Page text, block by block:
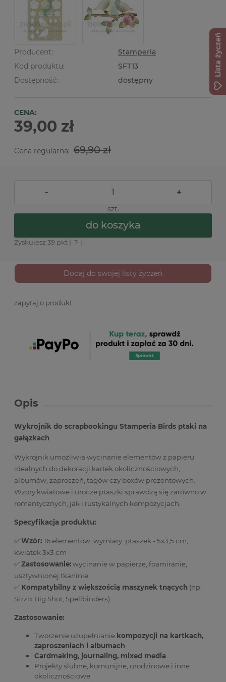
Producent:
Stamperia
Kod produktu:
SFT13
Dostępność:
dostępny
CENA:
39,00 zł
Cena regularna: 69,90 zł
- +
szt.
do koszyka
Zyskujesz 39 pkt [ ? ]
Dodaj do swojej listy życzeń
zapytaj o produkt
Opis
Wykrojnik do scrapbookingu Stamperia Birds ptaki na
gałązkach
Wykrojnik umożliwia wycinanie elementów z papieru
idealnych do dekoracji kartek okolicznościowych,
albumów, zaproszeń, tagów czy boxów prezentowych.
Wzory kwiatowe i urocze ptaszki sprawdzą się zarówno w
romantycznych, jak i rustykalnych kompozycjach.
Specyfikacja produktu:
✅Wzór: 16 elementów, wymiary: ptaszek - 5x3,5 cm,
kwiatek 3x3 cm
✅Zastosowanie:wycinanie w papierze, foamiranie,
usztywnionej tkaninie
✅ Kompatybilny z większością maszynek tnących (np.
Sizzix Big Shot, Spellbinders)
Zastosowanie:
Tworzenie uzupełnianie kompozycji na kartkach,
zaproszeniach i albumach
Cardmaking, journaling, mixed media
Projekty ślubne, komunijne, urodzinowe i inne
okolicznościowe
Lista życzeń